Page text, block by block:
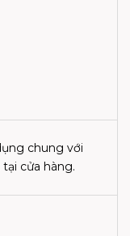
chung với
tại cửa hàng.